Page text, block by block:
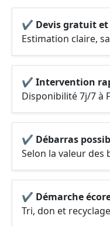
✔ Devis gratuit et
Estimation claire,
✔ Intervention
Disponibilité 7j/7 à
✔ Débarras
Selon la valeur des
✔ Démarche
Tri, don et